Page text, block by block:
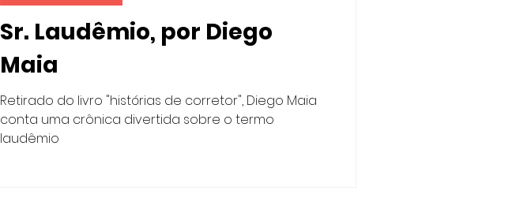
Sr. Laudêmio, por Diego
Maia
Retirado do livro "histórias de corretor", Diego Maia
conta uma crônica divertida sobre o termo
laudêmio